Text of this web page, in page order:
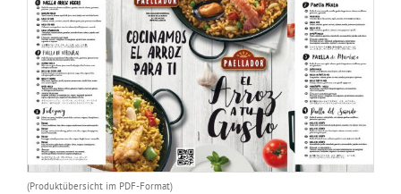
(Produktübersicht im PDF-Format)